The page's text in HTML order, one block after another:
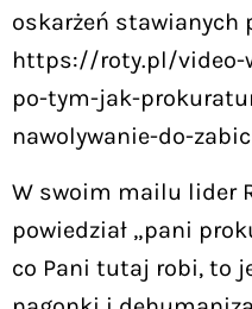
oskarżeń stawianych
https://roty.pl/video-
po-tym-jak-
nawolywanie-do-
W swoim mailu lider
powiedział „pani
co Pani tutaj robi, to